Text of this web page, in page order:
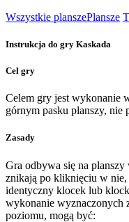
Wszystkie planszePlansze
Instrukcja do gry Kaskada
Cel gry
Celem gry jest wykonanie
górnym pasku planszy, nie
Zasady
Gra odbywa się na
znikają po kliknięciu w
identyczny klocek lub
wykonanie wyznaczonych
poziomu, mogą być: